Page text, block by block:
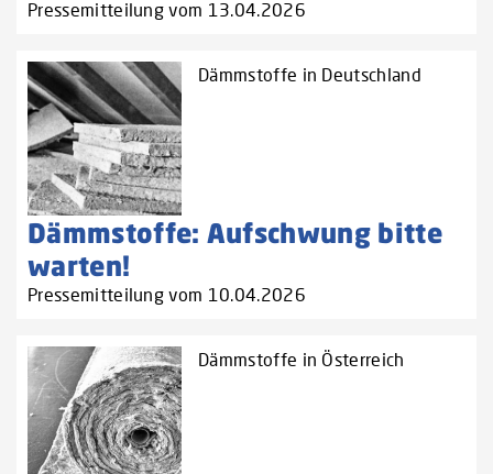
Pressemitteilung vom 13.04.2026
Dämmstoffe in Deutschland
Dämmstoffe: Aufschwung bitte
warten!
Pressemitteilung vom 10.04.2026
Dämmstoffe in Österreich